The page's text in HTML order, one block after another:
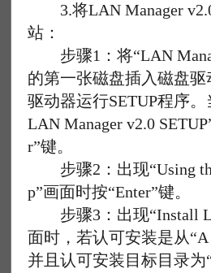
3.将LAN Manager
站：
步骤1：将“LAN
的第一张磁盘插入磁盘
驱动器运行SETUP程序
LAN Manager v2.0
r”键。
步骤2：出现“Using
p”画面时按“Enter”键。
步骤3：出现“Install
面时，若认可安装是从“A
并且认可安装目标目录